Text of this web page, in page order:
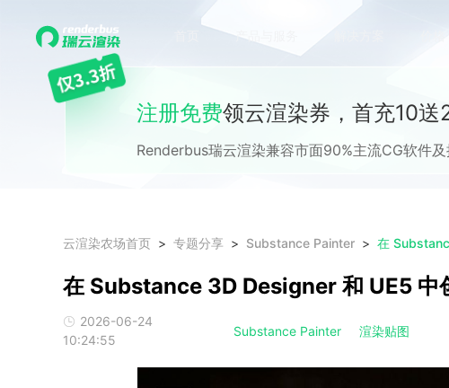
产品与服务
注册免费领云渲染券，首充10
Renderbus瑞云渲染兼容市面90%主流CG软件
云渲染农场首页 专题分享 Substance Painter 在
在 Substance 3D Designer 和 UE5 中
2026-06-24
10:24:55
Substance Painter 渲染贴图